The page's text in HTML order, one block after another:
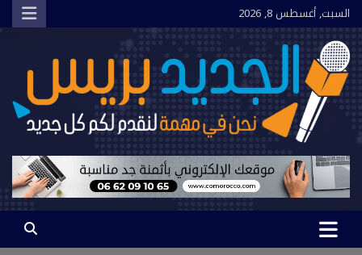
Skip
to
content
السبت, أغسطس 8, 2026
الجديد بريس
نحن في مهمة لنقدم لكم كل جديد